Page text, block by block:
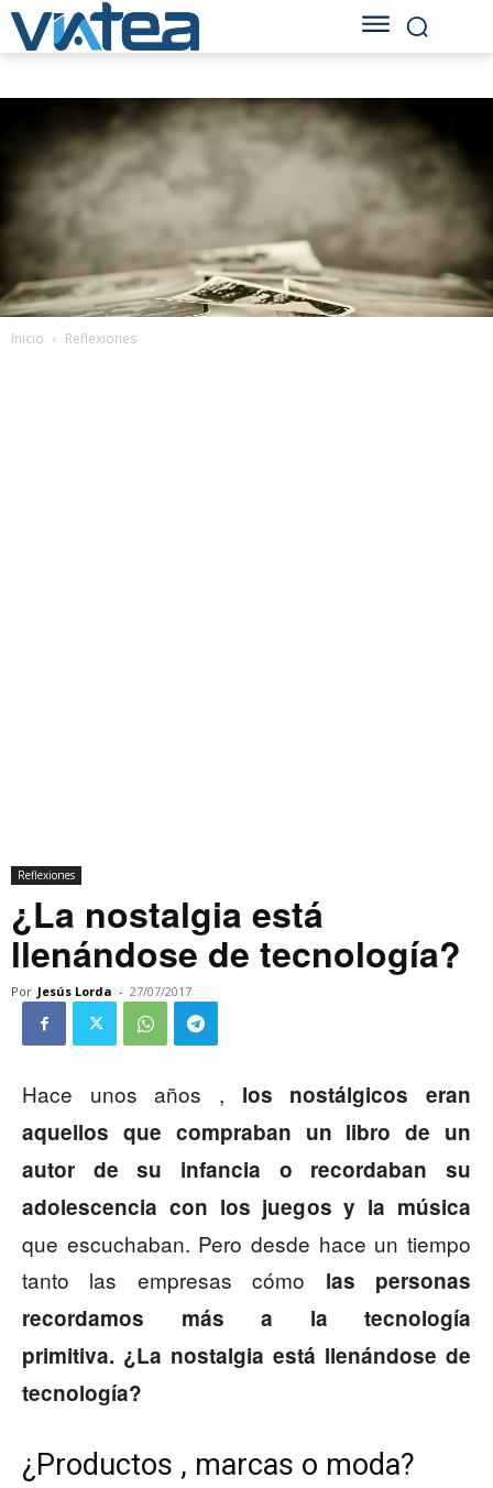
Inicio Reflexiones
Reflexiones
¿La nostalgia está
llenándose de tecnología?
Por Jesús Lorda - 27/07/2017
Hace unos años , los nostálgicos eran
aquellos que compraban un libro de un
autor de su infancia o recordaban su
adolescencia con los juegos y la música
que escuchaban. Pero desde hace un tiempo
tanto las empresas cómo las personas
recordamos más a la tecnología
primitiva. ¿La nostalgia está llenándose de
tecnología?
¿Productos , marcas o moda?